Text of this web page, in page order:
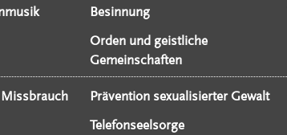
Besinnung
Orden und geistliche
Gemeinschaften
Prävention sexualisierter Gewalt
Telefonseelsorge